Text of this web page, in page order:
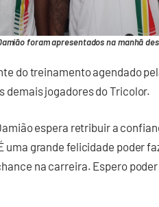
foram apresentados na manhã
do treinamento agendado
demais jogadores do Tricolor.
espera retribuir a
uma grande felicidade poder
na carreira. Espero